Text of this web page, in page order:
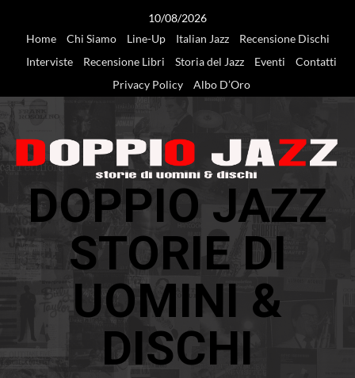
10/08/2026
Home
Chi Siamo Line-Up Italian Jazz
Recensione Dischi
Interviste
Recensione Libri Storia del Jazz Eventi
Contatti
Privacy Policy
Albo D’Oro
DOPPIO JAZZ
STORIE DI
UOMINI &
DISCHI